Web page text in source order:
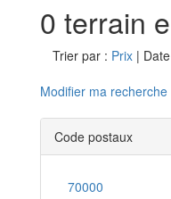
Trier par : Prix | Date
Modifier ma recherche
Code postaux
70000